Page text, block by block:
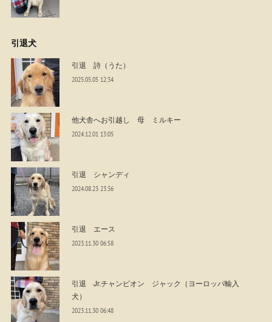
引退犬
引退 詩（うた）
2025.05.05 12:34
他犬舎へお引越し 母 ミルキー
2024.12.01 13:05
引退 シャンディ
2024.08.23 23:36
引退 エース
2023.11.30 06:58
引退 Jr.チャンピオン ジャック（ヨーロッパ輸入
犬）
2023.11.30 06:48